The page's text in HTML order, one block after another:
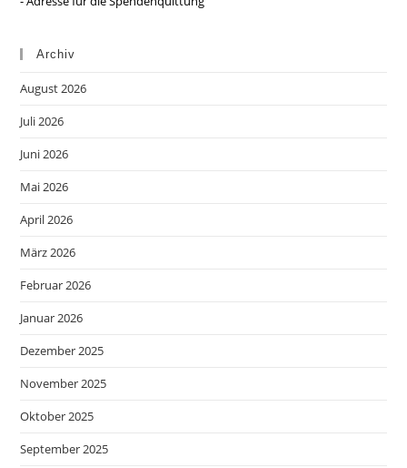
Archiv
August 2026
Juli 2026
Juni 2026
Mai 2026
April 2026
März 2026
Februar 2026
Januar 2026
Dezember 2025
November 2025
Oktober 2025
September 2025